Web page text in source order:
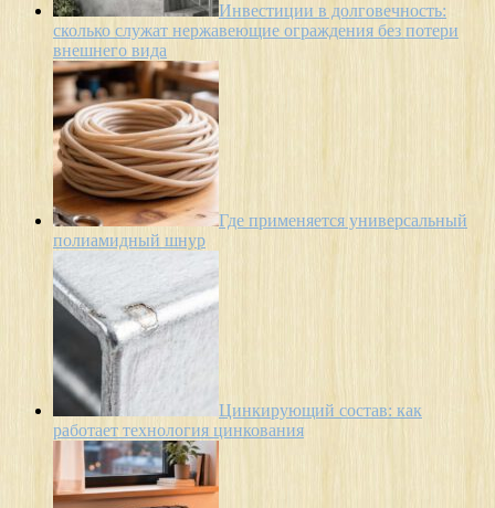
Инвестиции в долговечность:
сколько служат нержавеющие ограждения без потери
внешнего вида
Где применяется универсальный
полиамидный шнур
Цинкирующий состав: как
работает технология цинкования